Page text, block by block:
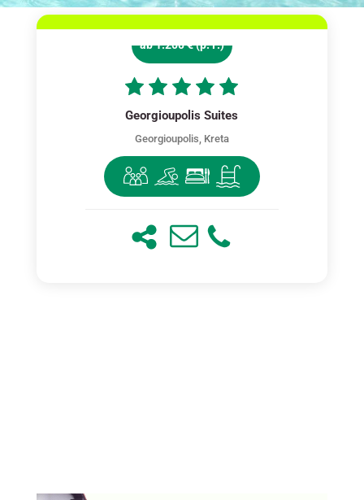
ab 1.200 € (p. P.)
Georgioupolis Suites
Georgioupolis, Kreta